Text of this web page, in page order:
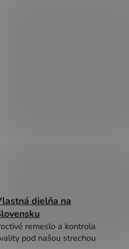
dielňa na
remeslo a kontrola
pod našou strechou